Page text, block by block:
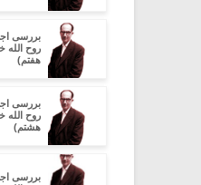
بررسی
روح
هفتم)
بررسی
روح
هشتم)
بررسی